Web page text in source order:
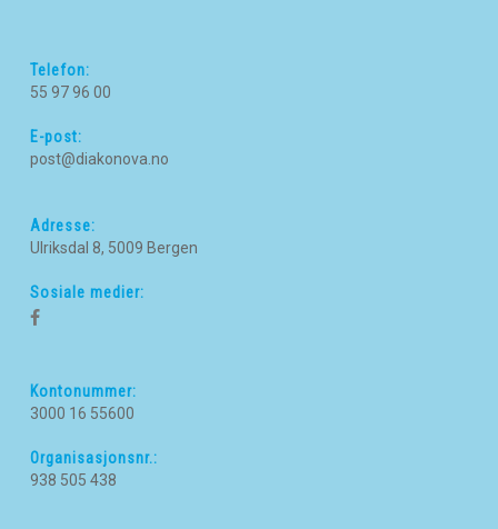
Telefon:
55 97 96 00
E-post:
post@diakonova.no
Adresse:
Ulriksdal 8, 5009 Bergen
Sosiale medier:
Kontonummer:
3000 16 55600
Organisasjonsnr.:
938 505 438